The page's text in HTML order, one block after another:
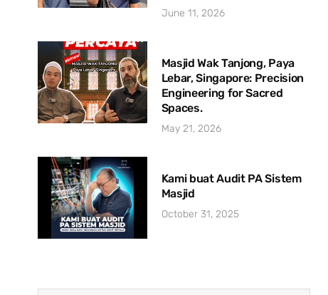
June 11, 2026
Masjid Wak Tanjong, Paya
Lebar, Singapore: Precision
Engineering for Sacred
Spaces.
May 21, 2026
Kami buat Audit PA Sistem
Masjid
October 31, 2025